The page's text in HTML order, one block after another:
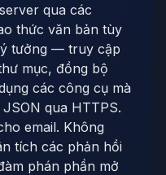
qua các
thức văn bản tùy
tưởng — truy cập
mục, đồng bộ
các công cụ mà
qua HTTPS.
email. Không
tích các phản hồi
phán phần mở